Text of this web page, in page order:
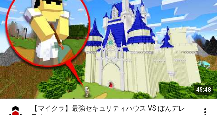
45:48
【マイクラ】最強セキュリティハウス VS ぼんデレ